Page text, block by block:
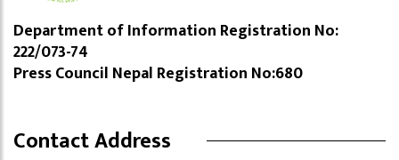
Department of Information Registration No:
222/073-74
Press Council Nepal Registration No:680
Contact Address